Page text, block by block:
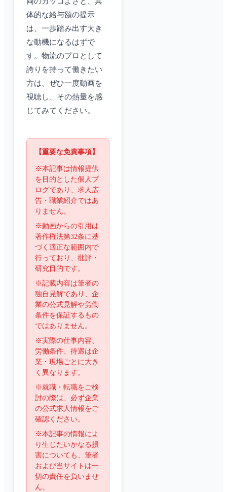
体的な給与額の提示
は、一歩踏み出す大き
な動機になるはずで
す。物流のプロとして
誇りを持って働きたい
方は、ぜひ一度動画を
視聴し、その熱量を感
じてみてください。
【重要な免責事項】
※本記事は情報提供
を目的とした個人ブ
ログであり、求人広
告・職業紹介ではあ
りません。
※動画からの引用は
著作権法第32条に基
づく適正な範囲内で
行っており、批評・
研究目的です。
※記載内容は筆者の
独自見解であり、企
業の公式見解や労働
条件を保証するもの
ではありません。
※実際の仕事内容、
労働条件、待遇は企
業・現場ごとに大き
く異なります。
※就職・転職をご検
討の際は、必ず企業
の公式求人情報をご
確認ください。
※本記事の情報によ
り生じたいかなる損
害についても、筆者
および当サイトは一
切の責任を負いませ
ん。